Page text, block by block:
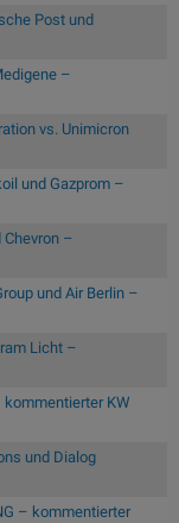
Post und
–
vs. Unimicron
und Gazprom –
Chevron –
und Air Berlin –
Licht –
kommentierter KW
und Dialog
– kommentierter